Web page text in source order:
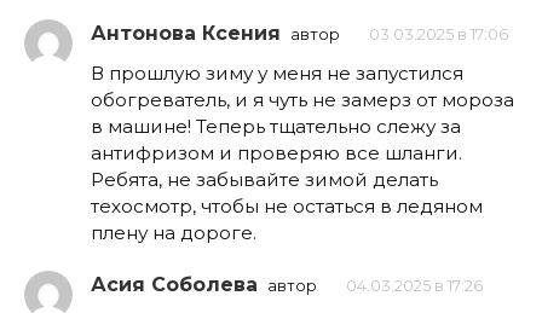
Антонова Ксения автор 03.03.2025 в 17:06
В прошлую зиму у меня не запустился
обогреватель, и я чуть не замерз от мороза
в машине! Теперь тщательно слежу за
антифризом и проверяю все шланги.
Ребята, не забывайте зимой делать
техосмотр, чтобы не остаться в ледяном
плену на дороге.
Асия Соболева автор 04.03.2025 в 17:26